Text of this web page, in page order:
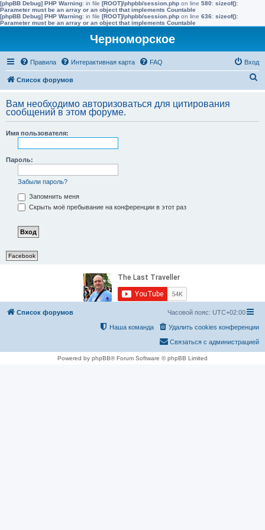
[phpBB Debug] PHP Warning: in file [ROOT]/phpbb/session.php on line 580: sizeof():
Parameter must be an array or an object that implements Countable
[phpBB Debug] PHP Warning: in file [ROOT]/phpbb/session.php on line 636: sizeof():
Parameter must be an array or an object that implements Countable
Черноморское
Правила Интерактивная карта FAQ Вход
Список форумов
с
Вам необходимо авторизоваться для цитирования
сообщений в этом форуме.
Имя пользователя:
Пароль:
Забыли пароль?
Запомнить меня
Скрыть моё пребывание на конференции в этот раз
Facebook
Список форумов Часовой пояс: UTC+02:00
Удалить cookies конференции
Наша команда
Связаться с администрацией
Powered by phpBB® Forum Software © phpBB Limited